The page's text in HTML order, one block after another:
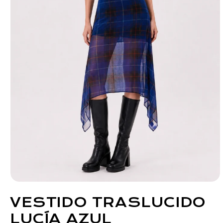
VESTIDO TRASLUCIDO
LUCÍA AZUL